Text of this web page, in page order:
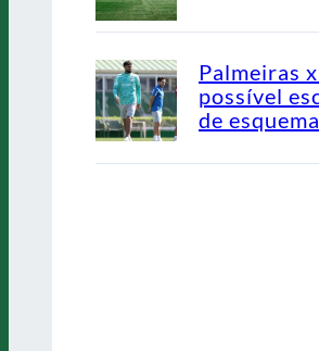
Palmeiras
possível
de esquema